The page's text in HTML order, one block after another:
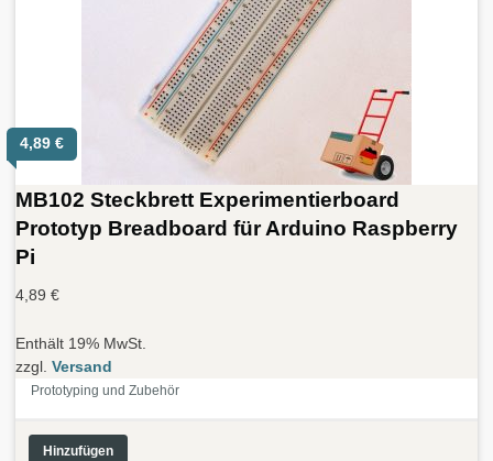
4,89 €
MB102 Steckbrett Experimentierboard
Prototyp Breadboard für Arduino Raspberry
Pi
4,89 €
Enthält 19% MwSt.
zzgl. Versand
Prototyping und Zubehör
Hinzufügen